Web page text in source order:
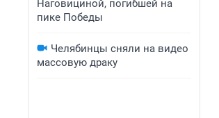
Наговициной, погибшей на
пике Победы
Челябинцы сняли на видео
массовую драку